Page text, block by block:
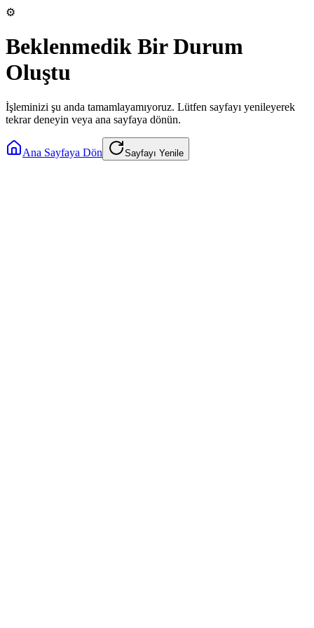
⚙️
Beklenmedik Bir Durum
Oluştu
İşleminizi şu anda tamamlayamıyoruz. Lütfen sayfayı yenileyerek
tekrar deneyin veya ana sayfaya dönün.
Ana Sayfaya Dön Sayfayı Yenile